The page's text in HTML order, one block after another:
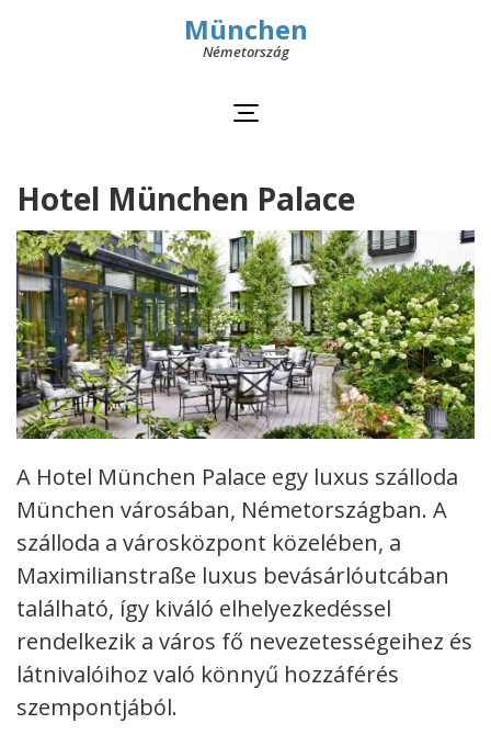
München
Németország
Hotel München Palace
A Hotel München Palace egy luxus szálloda
München városában, Németországban. A
szálloda a városközpont közelében, a
Maximilianstraße luxus bevásárlóutcában
található, így kiváló elhelyezkedéssel
rendelkezik a város fő nevezetességeihez és
látnivalóihoz való könnyű hozzáférés
szempontjából.